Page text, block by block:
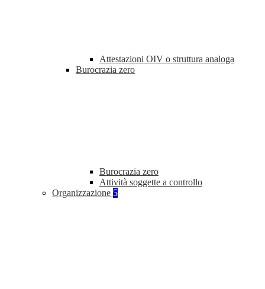
Attestazioni OIV o struttura analoga
Burocrazia zero
Burocrazia zero
Attività soggette a controllo
Organizzazione 5